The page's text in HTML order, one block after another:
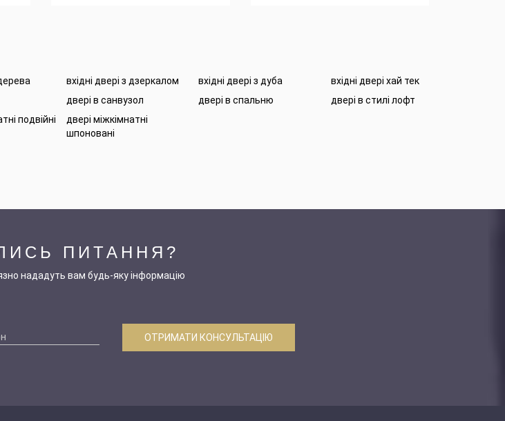
вхідні двері з дзеркалом вхідні двері з дуба
вхідні двері хай тек
двері в санвузол двері в спальню
двері в стилі лофт
подвійні
двері міжкімнатні
шпоновані
ПИТАННЯ?
нададуть вам будь-яку інформацію
ОТРИМАТИ КОНСУЛЬТАЦІЮ